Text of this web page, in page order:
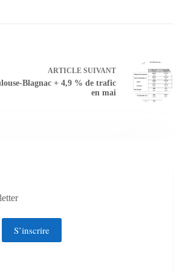
ARTICLESUIVANT
Blagnac + 4,9 % de trafic
en mai
S’inscrire